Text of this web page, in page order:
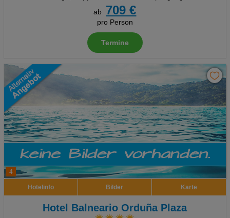
ab
709 €
pro Person
Termine
4
Hotelinfo Bilder Karte
Hotel Balneario Orduña Plaza